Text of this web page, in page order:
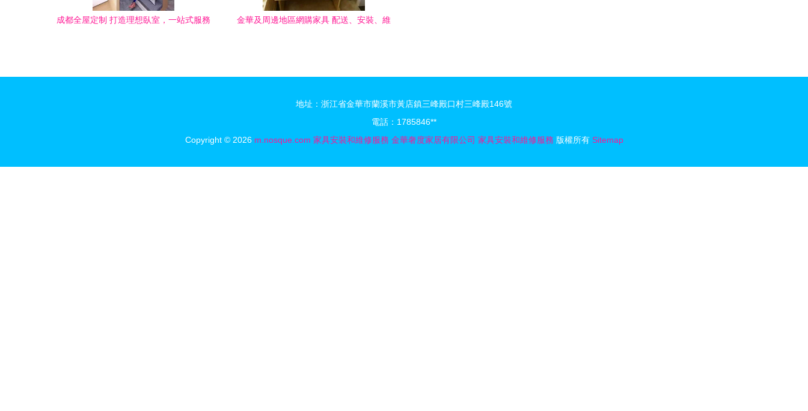
成都全屋定制 打造理想臥室，一站式服務
金華及周邊地區網購家具 配送、安裝、維
地址：浙江省金華市蘭溪市黃店鎮三峰殿口村三峰殿146號
電話：1785846**
Copyright © 2026 m.nosque.com 家具安裝和維修服務 金華奢度家居有限公司 家具安裝和維修服務 版權所有 Sitemap